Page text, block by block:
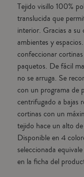
Tejido visillo 100%
translucida que
interior. Gracias a
ambientes y
confeccionar
paquetos. De fácil
no se arruga. Se
con un programa de
centrifugado a bajas
cortinas con un
tejido hace un alto
Disponible en 4
seleccionada
en la ficha del